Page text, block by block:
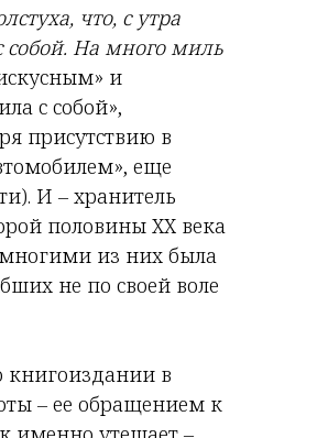
что, с утра
собой. На много миль
и
с собой»,
присутствию в
еще
И – хранитель
половины XX века
из них была
не по своей воле
книгоиздании в
– ее обращением к